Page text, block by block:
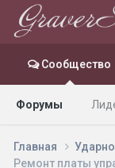
Сообщество
Форумы
Главная
Ремонт платы